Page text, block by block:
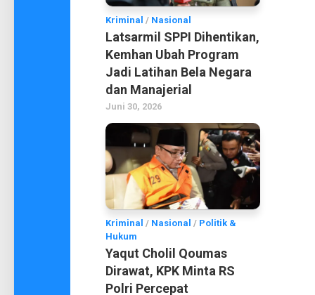
Kriminal / Nasional
Latsarmil SPPI Dihentikan,
Kemhan Ubah Program
Jadi Latihan Bela Negara
dan Manajerial
Juni 30, 2026
Kriminal / Nasional / Politik &
Hukum
Yaqut Cholil Qoumas
Dirawat, KPK Minta RS
Polri Percepat